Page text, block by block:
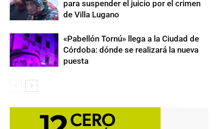
para suspender el juicio por el crimen
de Villa Lugano
«Pabellón Tornú» llega a la Ciudad de
Córdoba: dónde se realizará la nueva
puesta